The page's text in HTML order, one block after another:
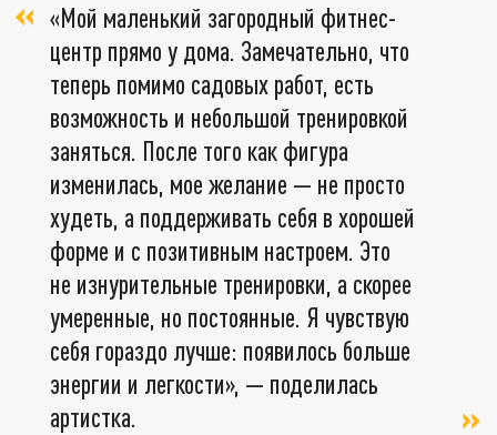
«Мой маленький загородный фитнес-
центр прямо у дома. Замечательно, что
теперь помимо садовых работ, есть
возможность и небольшой тренировкой
заняться. После того как фигура
изменилась, мое желание — не просто
худеть, а поддерживать себя в хорошей
форме и с позитивным настроем. Это
не изнурительные тренировки, а скорее
умеренные, но постоянные. Я чувствую
себя гораздо лучше: появилось больше
энергии и легкости», — поделилась
артистка.